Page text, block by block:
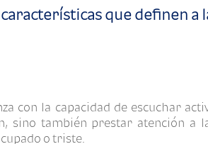
características que definen a
con la capacidad de escuchar
sino también prestar atención a
o triste.